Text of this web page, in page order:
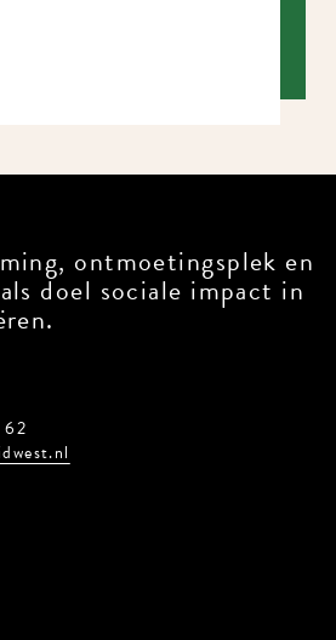
ontmoetingsplek en
doel sociale impact in